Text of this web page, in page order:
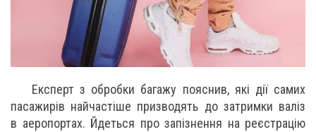
Експерт з обробки багажу пояснив, які дії самих
пасажирів найчастіше призводять до затримки валіз
в аеропортах. Йдеться про запізнення на реєстрацію